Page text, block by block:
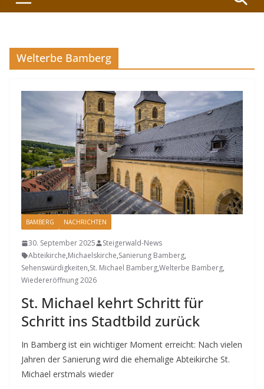
Welterbe Bamberg
BAMBERG NACHRICHTEN
30. September 2025
Steigerwald-News
Abteikirche,Michaelskirche,Sanierung Bamberg,
Sehenswürdigkeiten,St. Michael Bamberg,Welterbe Bamberg,
Wiedereröffnung 2026
St. Michael kehrt Schritt für
Schritt ins Stadtbild zurück
In Bamberg ist ein wichtiger Moment erreicht: Nach vielen
Jahren der Sanierung wird die ehemalige Abteikirche St.
Michael erstmals wieder